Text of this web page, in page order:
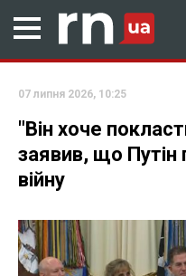
07 липня 2026, 10:25
"Він хоче
заявив, що Путін
війну